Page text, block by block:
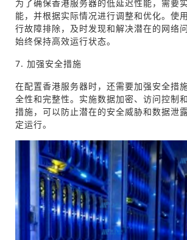
为了确保香港服务器的低延迟性能，需要
能，并根据实际情况进行调整和优化。使
行故障排除，及时发现和解决潜在的网络
始终保持高效运行状态。
7. 加强安全措施
在配置香港服务器时，还需要加强安全措
全性和完整性。实施数据加密、访问控制
措施，可以防止潜在的安全威胁和数据泄
定运行。